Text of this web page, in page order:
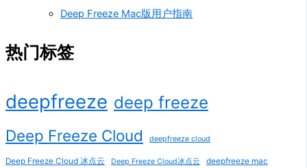
Deep Freeze Mac版用户指南
热门标签
deepfreeze deep freeze
Deep Freeze Cloud deepfreeze cloud
Deep Freeze Cloud 冰点云 Deep Freeze Cloud冰点云 deepfreeze mac